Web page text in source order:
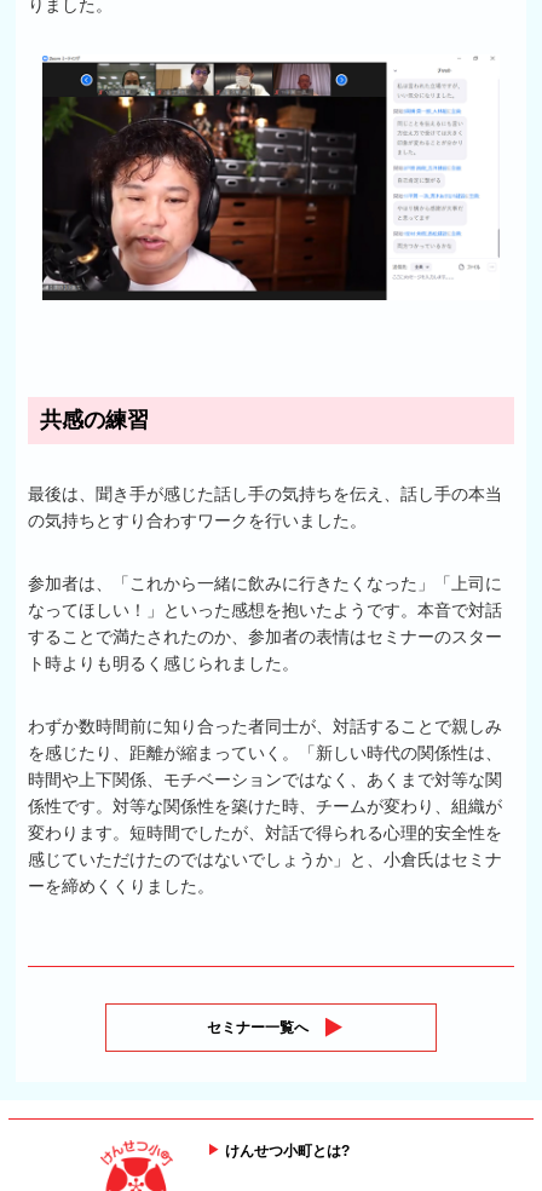
りました。
共感の練習
最後は、聞き手が感じた話し手の気持ちを伝え、話し手の本当
の気持ちとすり合わすワークを行いました。
参加者は、「これから一緒に飲みに行きたくなった」「上司に
なってほしい！」といった感想を抱いたようです。本音で対話
することで満たされたのか、参加者の表情はセミナーのスター
ト時よりも明るく感じられました。
わずか数時間前に知り合った者同士が、対話することで親しみ
を感じたり、距離が縮まっていく。「新しい時代の関係性は、
時間や上下関係、モチベーションではなく、あくまで対等な関
係性です。対等な関係性を築けた時、チームが変わり、組織が
変わります。短時間でしたが、対話で得られる心理的安全性を
感じていただけたのではないでしょうか」と、小倉氏はセミナ
ーを締めくくりました。
セミナー一覧へ
けんせつ小町とは?